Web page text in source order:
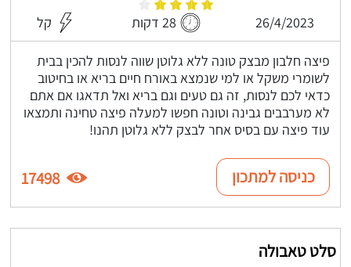
26/4/2023 28 דקות קל
פיצה חלבון מבצק טונה ללא גלוטן שווה לנסות להכין בבית
לשומרי משקל או למי שנמצא באורח חיים בריא או בחיטוב
כדאי לכם לנסות, זה גם טעים וגם בריא ואל תדאגו אם אתם
לא מערבבים גבינה וטונה חפשו למעלה פיצה טחינה ותמצאו
עוד פיצה עם בסיס אחר לבצק ללא גלוטן תהנו!
כניסה למתכון 17498
סלט טאבולה